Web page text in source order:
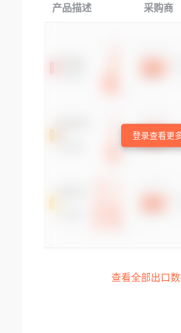
产品描述 采购商
登录查看更
查看全部出口